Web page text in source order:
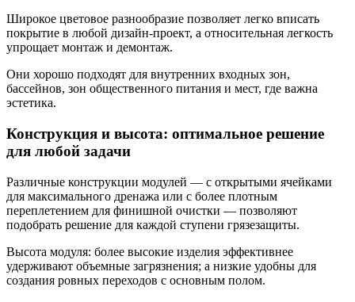
Широкое цветовое разнообразие позволяет легко вписать
покрытие в любой дизайн-проект, а относительная легкость
упрощает монтаж и демонтаж.
Они хорошо подходят для внутренних входных зон,
бассейнов, зон общественного питания и мест, где важна
эстетика.
Конструкция и высота: оптимальное решение
для любой задачи
Различные конструкции модулей — с открытыми ячейками
для максимального дренажа или с более плотным
переплетением для финишной очистки — позволяют
подобрать решение для каждой ступени грязезащиты.
Высота модуля: более высокие изделия эффективнее
удерживают объемные загрязнения; а низкие удобны для
создания ровных переходов с основным полом.